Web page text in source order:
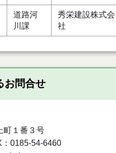
道路河
川課
秀栄建設株式会
社
お問合せ
町１番３号
：0185-54-6460